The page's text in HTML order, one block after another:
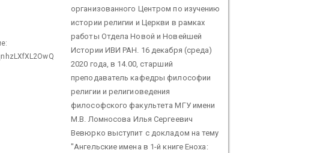
организованного Центром по изучению
истории религии и Церкви в рамках
работы Отдела Новой и Новейшей
Истории ИВИ РАН. 16 декабря (среда)
2020 года, в 14.00, старший
преподаватель кафедры философии
религии и религиоведения
философского факультета МГУ имени
М.В. Ломносова Илья Сергеевич
Вевюрко выступит с докладом на тему
"Ангельские имена в 1-й книге Еноха: